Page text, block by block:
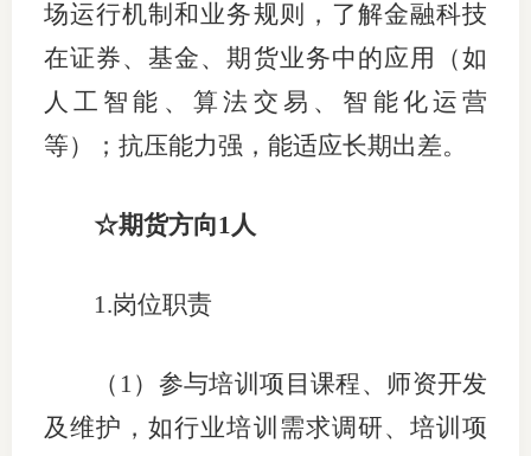
场运行机制和业务规则，了解金融科技
在证券、基金、期货业务中的应用（如
人工智能、算法交易、智能化运营
等）；抗压能力强，能适应长期出差。
☆期货方向1人
1.岗位职责
（ 1）参与培训项目课程、师资开发
及维护，如行业培训需求调研、培训项